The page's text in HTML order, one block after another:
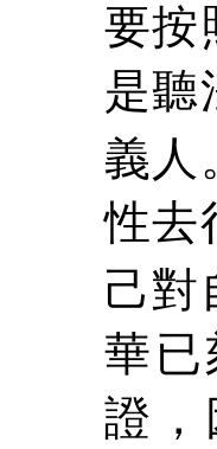
要按
是聽
義人
性去
己對
華已
證，